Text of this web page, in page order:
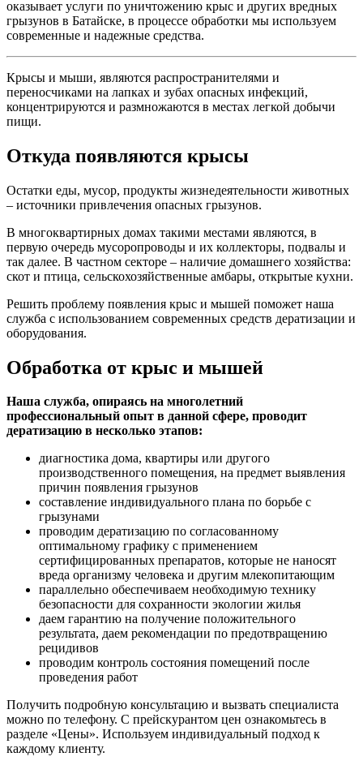
оказывает услуги по уничтожению крыс и других вредных
грызунов в Батайске, в процессе обработки мы используем
современные и надежные средства.
Крысы и мыши, являются распространителями и
переносчиками на лапках и зубах опасных инфекций,
концентрируются и размножаются в местах легкой добычи
пищи.
Откуда появляются крысы
Остатки еды, мусор, продукты жизнедеятельности животных
– источники привлечения опасных грызунов.
В многоквартирных домах такими местами являются, в
первую очередь мусоропроводы и их коллекторы, подвалы и
так далее. В частном секторе – наличие домашнего хозяйства:
скот и птица, сельскохозяйственные амбары, открытые кухни.
Решить проблему появления крыс и мышей поможет наша
служба с использованием современных средств дератизации и
оборудования.
Обработка от крыс и мышей
Наша служба, опираясь на многолетний
профессиональный опыт в данной сфере, проводит
дератизацию в несколько этапов:
диагностика дома, квартиры или другого
производственного помещения, на предмет выявления
причин появления грызунов
составление индивидуального плана по борьбе с
грызунами
проводим дератизацию по согласованному
оптимальному графику с применением
сертифицированных препаратов, которые не наносят
вреда организму человека и другим млекопитающим
параллельно обеспечиваем необходимую технику
безопасности для сохранности экологии жилья
даем гарантию на получение положительного
результата, даем рекомендации по предотвращению
рецидивов
проводим контроль состояния помещений после
проведения работ
Получить подробную консультацию и вызвать специалиста
можно по телефону. С прейскурантом цен ознакомьтесь в
разделе «Цены». Используем индивидуальный подход к
каждому клиенту.